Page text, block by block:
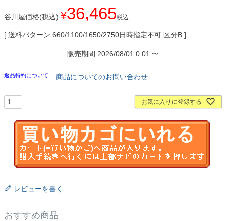
谷川屋価格(税込) ¥36,465税込
送料パターン 660/1100/1650/2750日時指定不可:区分B
販売期間 2026/08/01 0:01 〜
返品特約について 商品についてのお問い合わせ
お気に入りに登録する
レビューを書く
おすすめ商品